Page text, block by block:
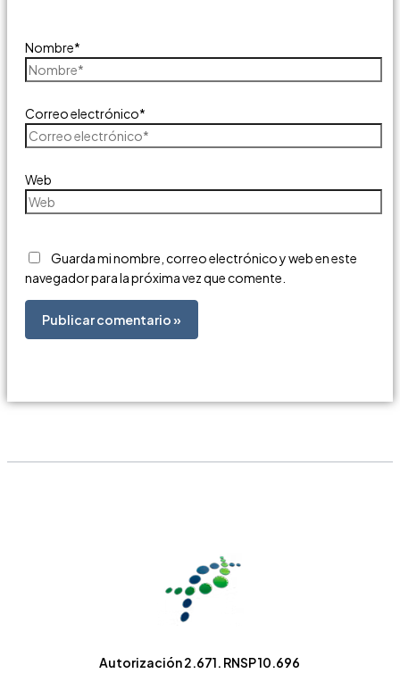
Nombre*
Correo electrónico*
Web
Guarda mi nombre, correo electrónico y web en este
navegador para la próxima vez que comente.
Autorización 2.671. RNSP 10.696